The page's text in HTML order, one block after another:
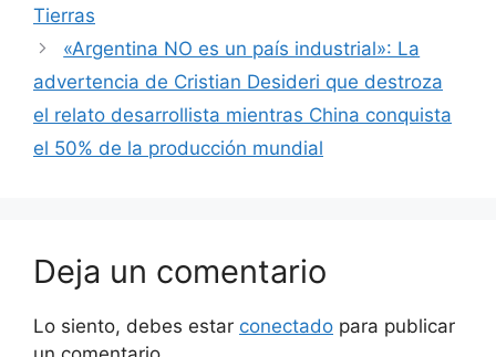
Tierras
«Argentina NO es un país industrial»: La
advertencia de Cristian Desideri que destroza
el relato desarrollista mientras China conquista
el 50% de la producción mundial
Deja un comentario
Lo siento, debes estar conectado para publicar